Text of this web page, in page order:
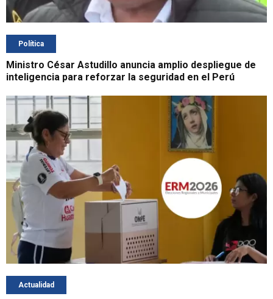
Política
Ministro César Astudillo anuncia amplio despliegue de
inteligencia para reforzar la seguridad en el Perú
Actualidad